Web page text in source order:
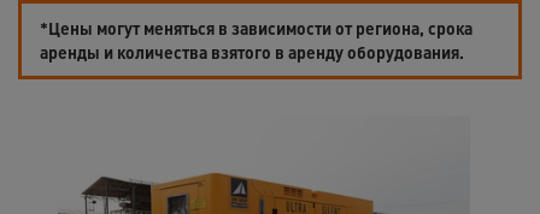
*Цены могут меняться в зависимости от региона, срока
аренды и количества взятого в аренду оборудования.